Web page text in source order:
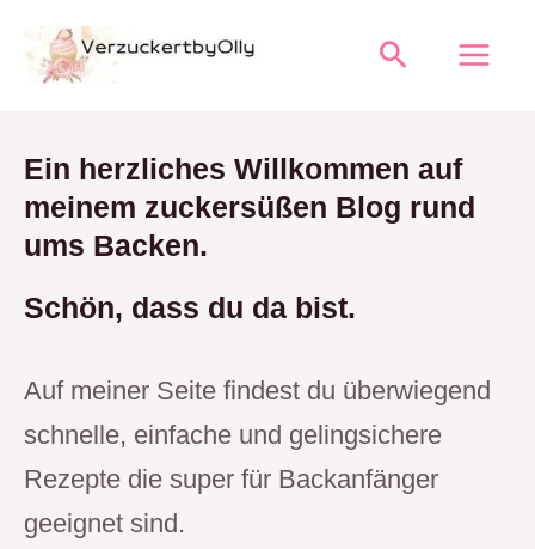
Inhalt
Suchen
Ein herzliches Willkommen auf
meinem zuckersüßen Blog rund
ums Backen.
Schön, dass du da bist.
Auf meiner Seite findest du überwiegend
schnelle, einfache und gelingsichere
Rezepte die super für Backanfänger
geeignet sind.